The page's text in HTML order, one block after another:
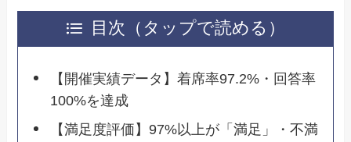
目次（タップで読める）
【開催実績データ】着席率97.2%・回答率
100%を達成
【満足度評価】97%以上が「満足」・不満